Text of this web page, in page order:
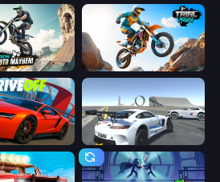
Mayhem Trial Mania